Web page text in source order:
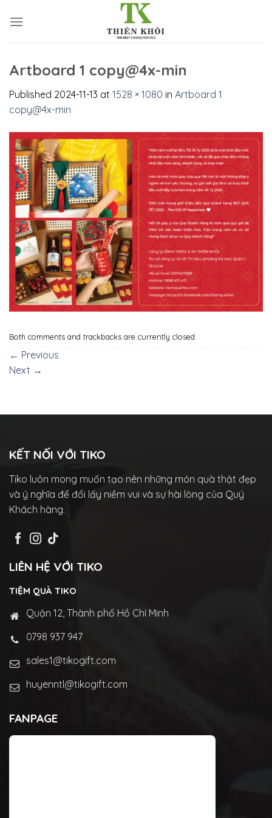
Artboard 1 copy@4x-min
Published 2024-11-13 at 1528 × 1080 in Artboard 1
copy@4x-min
Both comments and trackbacks are currently closed.
← Previous
Next →
KẾT NỐI VỚI TIKO
Tiko luôn mong muốn tạo nên những món quà thật đẹp
và ý nghĩa để đổi lấy niềm vui và sự hài lòng của Quý
Khách hàng.
LIÊN HỆ VỚI TIKO
TIỆM QUÀ TIKO
Quận 12, Thành phố Hồ Chí Minh
0798 937 947
sales1@tikogift.com
huyenntl@tikogift.com
FANPAGE